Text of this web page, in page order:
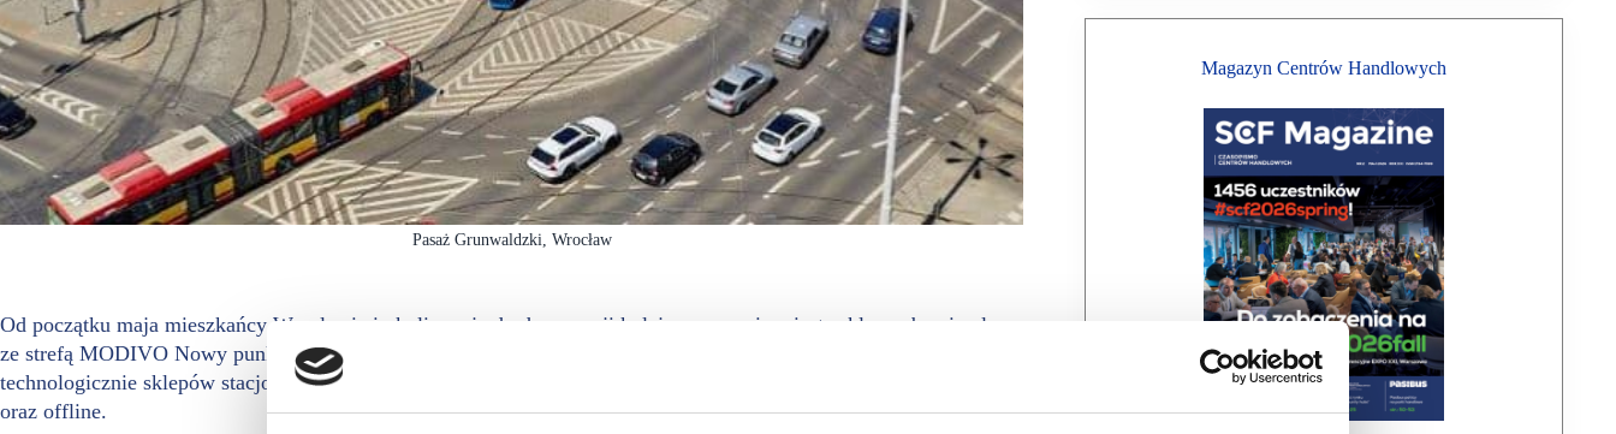
Pasaż Grunwaldzki, Wrocław
Od początku maja mieszkańcy Wrocławia i okolic mają do dyspozycji kolejny na mapie miasta sklep eobuwie.pl
ze strefą MODIVO Nowy punkt zlokalizowany jest w Pasażu Grunwaldzkim. Dzięki tworzeniu zaawansowanych
technologicznie sklepów stacjonarnych, marki wspólnie i konsekwentnie dążą do łączenia światów online
oraz offline.
Magazyn Centrów Handlowych